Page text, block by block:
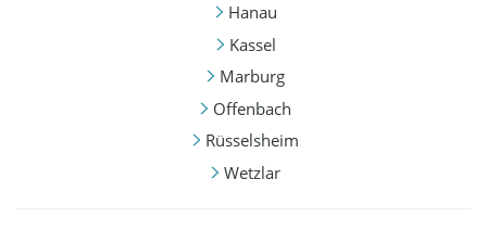
Hanau
Kassel
Marburg
Offenbach
Rüsselsheim
Wetzlar